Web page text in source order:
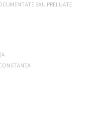
SAU PRELUATE